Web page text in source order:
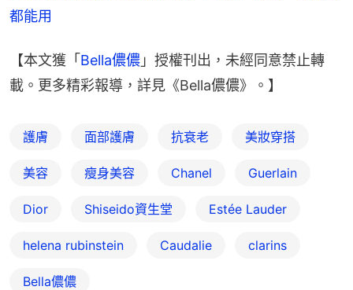
都能用
【本文獲「Bella儂儂 」授權刊出，未經同意禁止轉
載。更多精彩報導，詳見《Bella儂儂》。】
護膚 面部護膚 抗衰老 美妝穿搭
美容 瘦身美容 Chanel Guerlain
Dior Shiseido資生堂 Estée Lauder
helena rubinstein Caudalie clarins
Bella儂儂